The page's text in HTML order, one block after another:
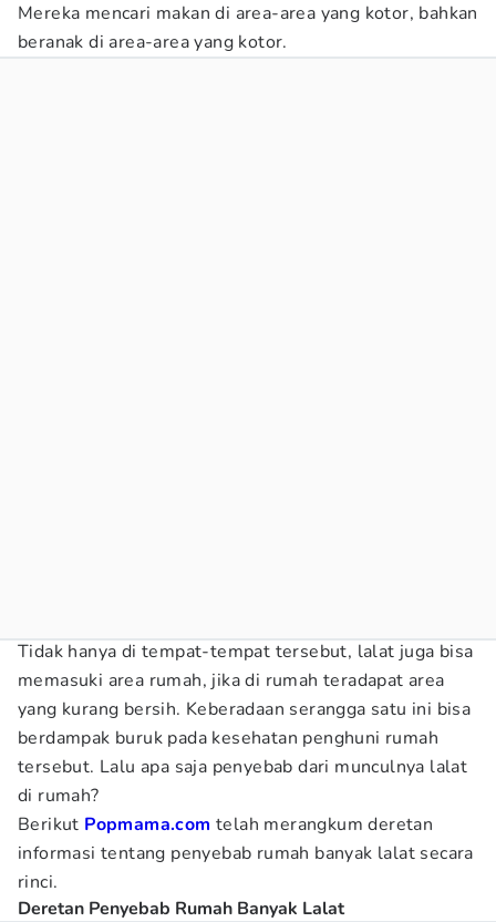
Mereka mencari makan di area-area yang kotor, bahkan
beranak di area-area yang kotor.
Tidak hanya di tempat-tempat tersebut, lalat juga bisa
memasuki area rumah, jika di rumah teradapat area
yang kurang bersih. Keberadaan serangga satu ini bisa
berdampak buruk pada kesehatan penghuni rumah
tersebut. Lalu apa saja penyebab dari munculnya lalat
di rumah?
Berikut Popmama.com telah merangkum deretan
informasi tentang penyebab rumah banyak lalat secara
rinci.
Deretan Penyebab Rumah Banyak Lalat